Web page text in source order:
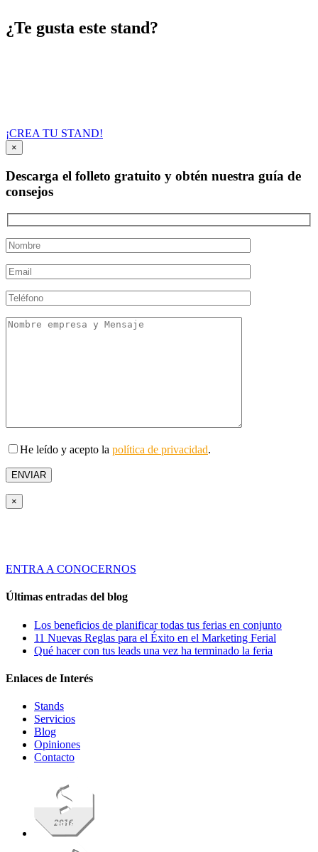
¿Te gusta este stand?
¡CREA TU STAND!
×
Descarga el folleto gratuito y obtén nuestra guía de
consejos
He leído y acepto la política de privacidad.
×
ENTRA A CONOCERNOS
Últimas entradas del blog
Los beneficios de planificar todas tus ferias en conjunto
11 Nuevas Reglas para el Éxito en el Marketing Ferial
Qué hacer con tus leads una vez ha terminado la feria
Enlaces de Interés
Stands
Servicios
Blog
Opiniones
Contacto